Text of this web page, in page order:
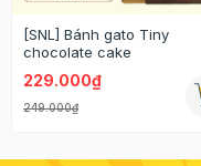
[SNL] Bánh gato Tiny
chocolate cake
229.000₫
249.000₫